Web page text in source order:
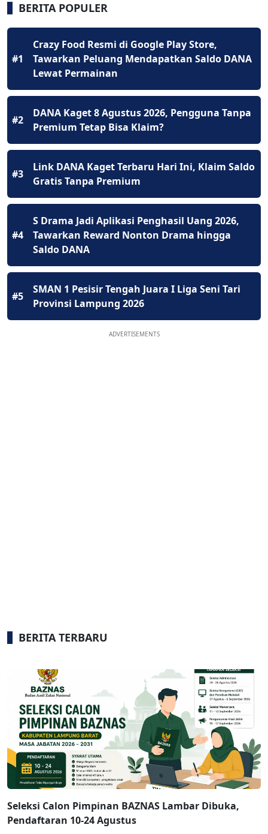
BERITA POPULER
#1
Crazy Food Resmi di Google Play Store,
Tawarkan Peluang Mendapatkan Saldo DANA
Lewat Permainan
#2
DANA Kaget 8 Agustus 2026, Pengguna Tanpa
Premium Tetap Bisa Klaim?
#3
Link DANA Kaget Terbaru Hari Ini, Klaim Saldo
Gratis Tanpa Premium
#4
S Drama Jadi Aplikasi Penghasil Uang 2026,
Tawarkan Reward Nonton Drama hingga
Saldo DANA
#5
SMAN 1 Pesisir Tengah Juara I Liga Seni Tari
Provinsi Lampung 2026
ADVERTISEMENTS
BERITA TERBARU
Seleksi Calon Pimpinan BAZNAS Lambar Dibuka,
Pendaftaran 10-24 Agustus